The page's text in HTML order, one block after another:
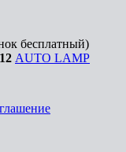
бесплатный)
AUTO LAMP